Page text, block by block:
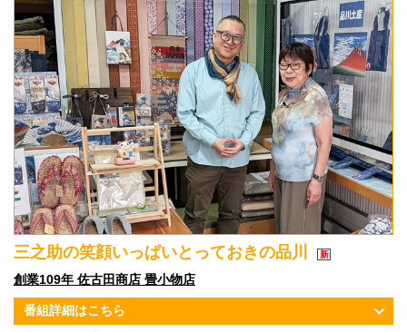
三之助の笑顔いっぱいとっておきの品川
創業109年 佐古田商店 畳小物店
番組詳細はこちら